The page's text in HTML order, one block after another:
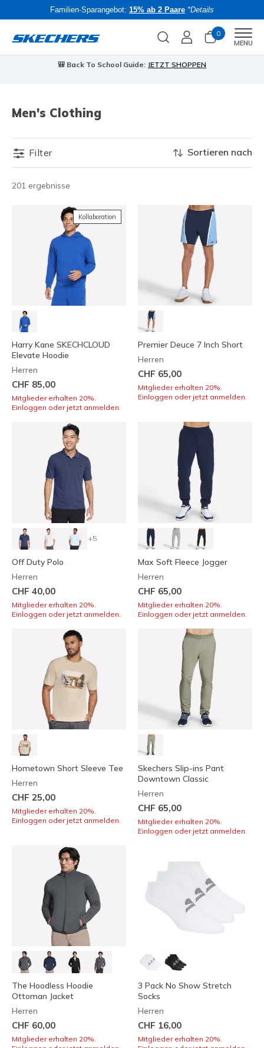
Familien-Sparangebot: 15% ab 2 Paare *Details
0
MENU
🎒 Back To School Guide: JETZT SHOPPEN
Men's Clothing
Filter
201 ergebnisse
Sortieren nach
Kollaboration
Harry Kane SKECHCLOUD
Elevate Hoodie
Herren
CHF 85,00
Mitglieder erhalten 20%.
Einloggen oder jetzt anmelden.
Premier Deuce 7 Inch Short
Herren
CHF 65,00
Mitglieder erhalten 20%.
Einloggen oder jetzt anmelden.
+5
Off Duty Polo
Herren
CHF 40,00
Mitglieder erhalten 20%.
Einloggen oder jetzt anmelden.
Max Soft Fleece Jogger
Herren
CHF 65,00
Mitglieder erhalten 20%.
Einloggen oder jetzt anmelden.
Hometown Short Sleeve Tee
Herren
CHF 25,00
Mitglieder erhalten 20%.
Einloggen oder jetzt anmelden.
Skechers Slip-ins Pant
Downtown Classic
Herren
CHF 65,00
Mitglieder erhalten 20%.
Einloggen oder jetzt anmelden.
The Hoodless Hoodie
Ottoman Jacket
Herren
CHF 60,00
Mitglieder erhalten 20%.
3 Pack No Show Stretch
Socks
Herren
CHF 16,00
Mitglieder erhalten 20%.